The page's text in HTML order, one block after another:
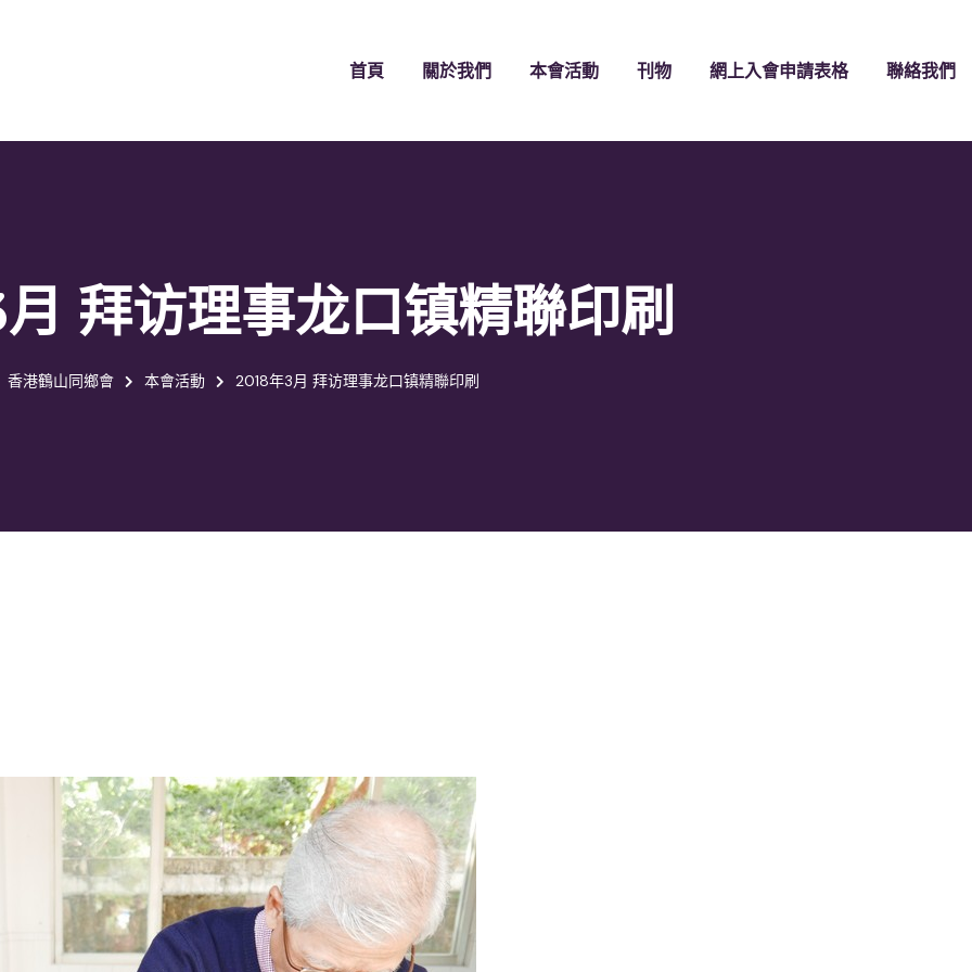
首頁 關於我們 本會活動 刊物 網上入會申請表格 聯絡我們
拜访理事龙口镇精聯印刷
香港鶴山同鄉會 本會活動 2018年3月 拜访理事龙口镇精聯印刷